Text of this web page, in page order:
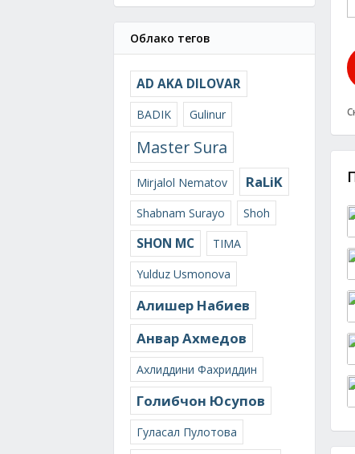
Облако тегов
AD AKA DILOVAR
BADIK Gulinur
Master Sura
Mirjalol Nematov RaLiK
Shabnam Surayo Shoh
SHON MC
TIMA
Yulduz Usmonova
Алишер Набиев
Анвар Ахмедов
Ахлиддини Фахриддин
Голибчон Юсупов
Гуласал Пулотова